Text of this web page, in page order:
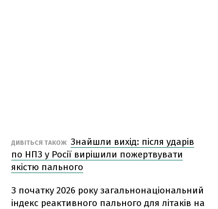
ДИВІТЬСЯ ТАКОЖ Знайшли вихід: після ударів
по НПЗ у Росії вирішили пожертвувати
якістю пального
З початку 2026 року загальнонаціональний
індекс реактивного пального для літаків на